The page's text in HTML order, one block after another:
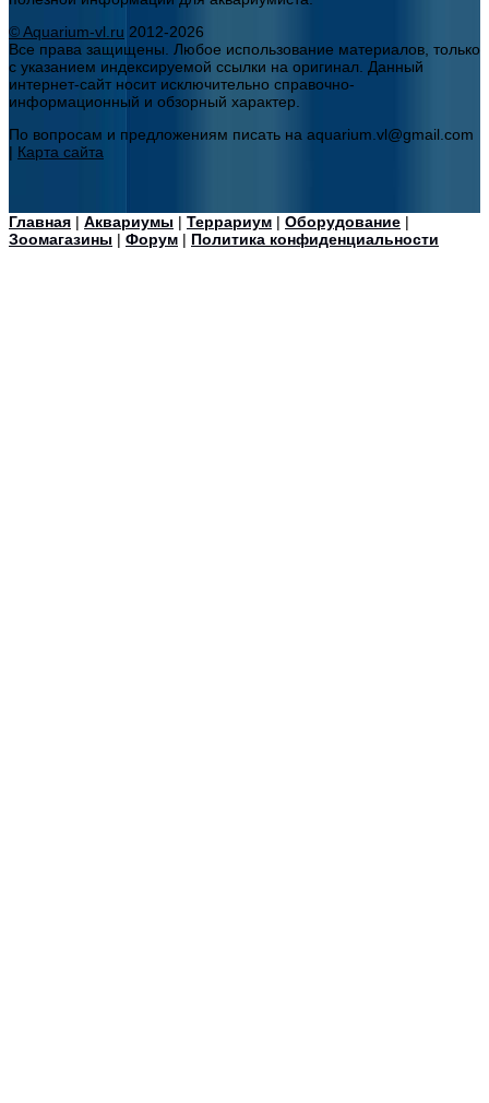
© Aquarium-vl.ru 2012-2026
Все права защищены. Любое использование материалов, только
с указанием индексируемой ссылки на оригинал. Данный
интернет-сайт носит исключительно справочно-
информационный и обзорный характер.
По вопросам и предложениям писать на aquarium.vl@gmail.com
| Карта сайта
Главная | Аквариумы | Террариум | Оборудование |
Зоомагазины | Форум | Политика конфиденциальности